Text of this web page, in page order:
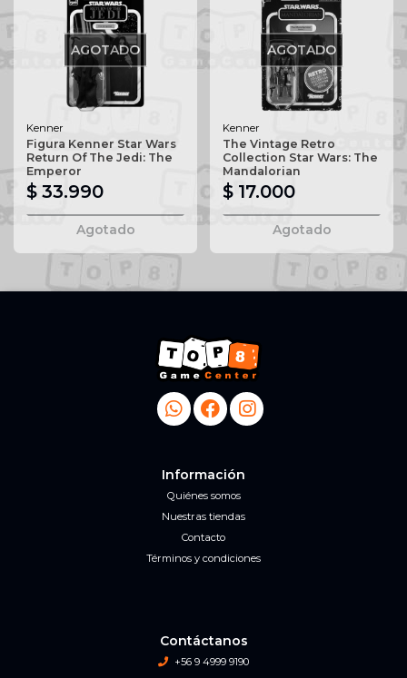
AGOTADO
Kenner
Figura Kenner Star Wars
Return Of The Jedi: The
Emperor
$ 33.990
Agotado
AGOTADO
Kenner
The Vintage Retro
Collection Star Wars: The
Mandalorian
$ 17.000
Agotado
Información
Quiénes somos
Nuestras tiendas
Contacto
Términos y condiciones
Contáctanos
+56 9 4999 9190